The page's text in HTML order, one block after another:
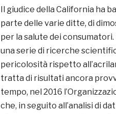
Il giudice della California ha
parte delle varie ditte, di
per la salute dei consumatori.
una serie di ricerche
pericolosità rispetto
tratta di risultati ancora
tempo, nel 2016
che, in seguito all’analisi di